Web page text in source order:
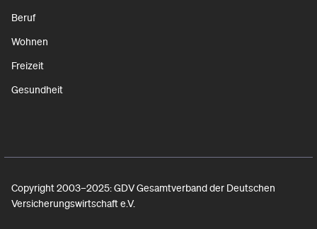
Beruf
Wohnen
Freizeit
Gesundheit
Copyright 2003–2025: GDV Gesamtverband der Deutschen
Versicherungswirtschaft e.V.